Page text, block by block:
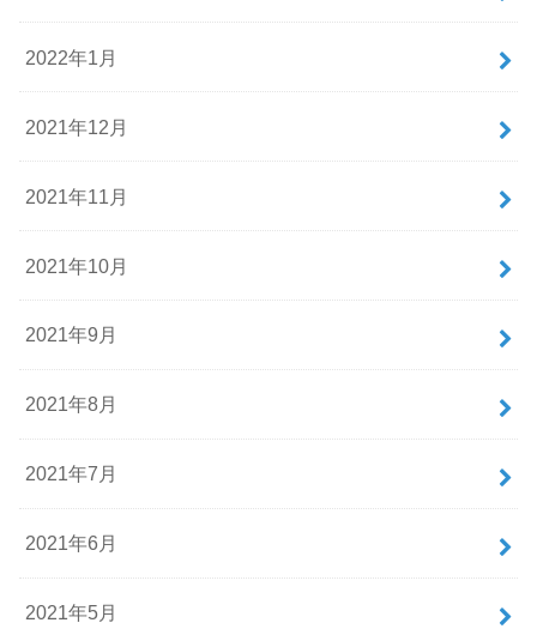
2022年1月
2021年12月
2021年11月
2021年10月
2021年9月
2021年8月
2021年7月
2021年6月
2021年5月